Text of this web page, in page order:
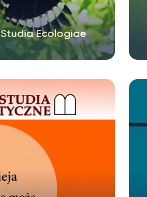
Ecologiae